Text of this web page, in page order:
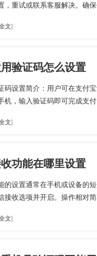
，重试或联系客服解决。确
文]
验证码怎么设置
码设置简介：用户可在支付
机，输入验证码即可完成支
文]
功能在哪里设置
的设置通常在手机或设备的
接收选项并开启。操作相对
文]